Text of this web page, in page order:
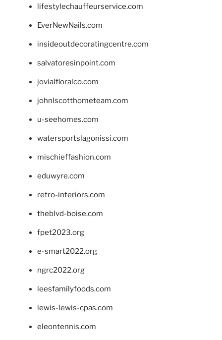
lifestylechauffeurservice.com
EverNewNails.com
insideoutdecoratingcentre.com
salvatoresinpoint.com
jovialfloralco.com
johnlscotthometeam.com
u-seehomes.com
watersportslagonissi.com
mischieffashion.com
eduwyre.com
retro-interiors.com
theblvd-boise.com
fpet2023.org
e-smart2022.org
ngrc2022.org
leesfamilyfoods.com
lewis-lewis-cpas.com
eleontennis.com